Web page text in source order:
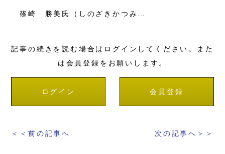
篠崎 勝美氏（しのざきかつみ…
記事の続きを読む場合はログインしてください。また
は会員登録をお願いします。
ログイン 会員登録
＜＜前の記事へ 次の記事へ＞＞